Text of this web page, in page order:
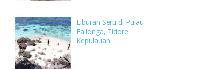
Liburan Seru di Pulau
Failonga, Tidore
Kepulauan